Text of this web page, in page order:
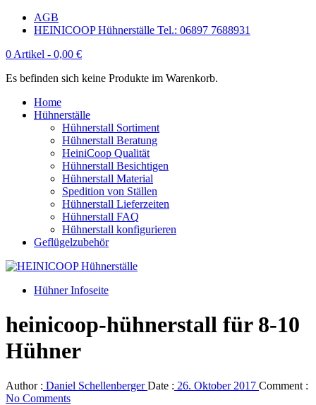
AGB
HEINICOOP Hühnerställe Tel.: 06897 7688931
0 Artikel - 0,00 €
Es befinden sich keine Produkte im Warenkorb.
Home
Hühnerställe
Hühnerstall Sortiment
Hühnerstall Beratung
HeiniCoop Qualität
Hühnerstall Besichtigen
Hühnerstall Material
Spedition von Ställen
Hühnerstall Lieferzeiten
Hühnerstall FAQ
Hühnerstall konfigurieren
Geflügelzubehör
Hühner Infoseite
heinicoop-hühnerstall für 8-10
Hühner
Author : Daniel SchellenbergerDate : 26. Oktober 2017 Comment :
No Comments